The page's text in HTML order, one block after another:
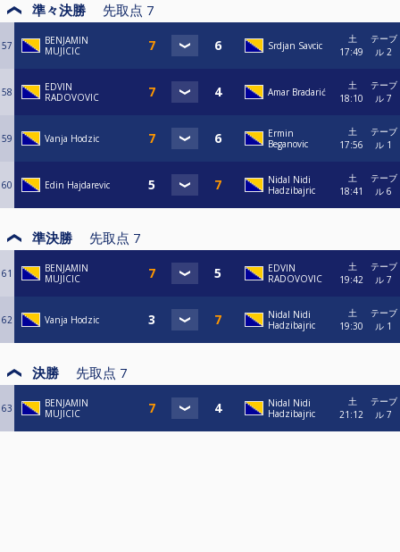
準々決勝 先取点 7
57
BENJAMIN
MUJICIC
Srdjan Savcic
土
17:49
テーブ
ル 2
58
EDVIN
RADOVOVIC
Amar Bradarić
土
18:10
テーブ
ル 7
59 Vanja Hodzic
Ermin
Beganovic
土
17:56
テーブ
ル 1
60 Edin Hajdarevic
Nidal Nidi
Hadzibajric
土
18:41
テーブ
ル 6
準決勝 先取点 7
61
BENJAMIN
MUJICIC
EDVIN
RADOVOVIC
土
19:42
テーブ
ル 7
62 Vanja Hodzic
Nidal Nidi
Hadzibajric
土
19:30
テーブ
ル 1
決勝 先取点 7
63
BENJAMIN
MUJICIC
Nidal Nidi
Hadzibajric
土
21:12
テーブ
ル 7